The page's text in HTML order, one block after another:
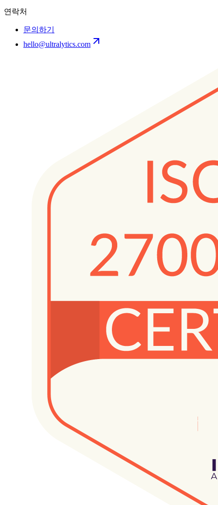
연락처
문의하기
hello@ultralytics.com